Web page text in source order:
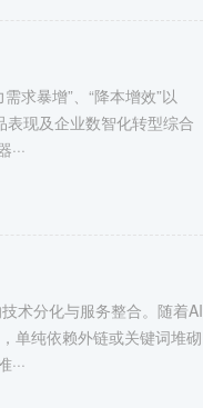
求暴增”、“降本增效”以
表现及企业数智化转型综合
术分化与服务整合。随着AI
单纯依赖外链或关键词堆砌